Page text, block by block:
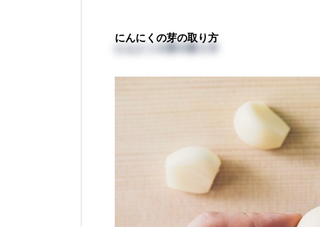
にんにくの芽の取り方